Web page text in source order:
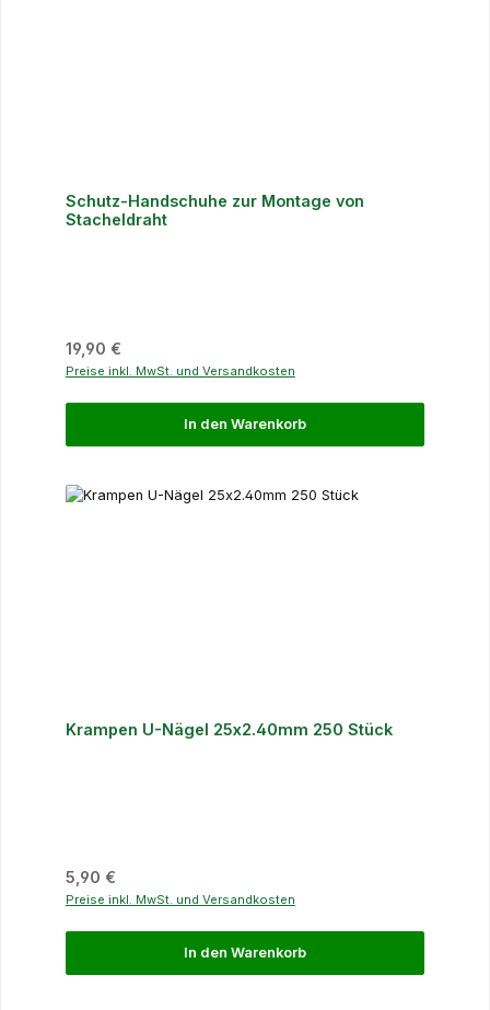
Schutz-Handschuhe zur Montage von
Stacheldraht
Regulärer Preis:
19,90 €
Preise inkl. MwSt. und Versandkosten
In den Warenkorb
Krampen U-Nägel 25x2.40mm 250 Stück
Regulärer Preis:
5,90 €
Preise inkl. MwSt. und Versandkosten
In den Warenkorb